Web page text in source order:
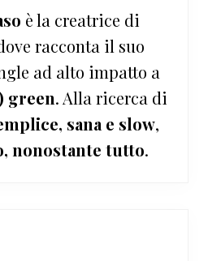
è la creatrice di
racconta il suo
ad alto impatto a
green. Alla ricerca di
sana e slow,
nonostante tutto.